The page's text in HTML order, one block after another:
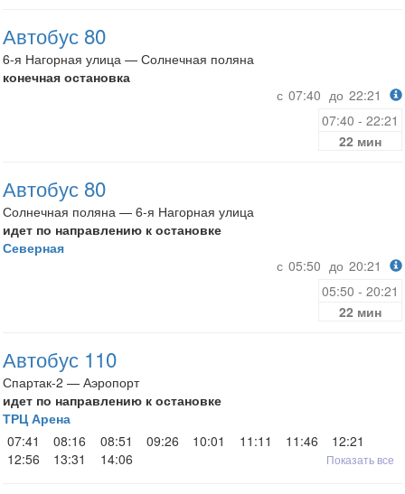
Автобус 80
6-я Нагорная улица — Солнечная поляна
конечная остановка
с 07:40 до 22:21
07:40 - 22:21
22 мин
Автобус 80
Солнечная поляна — 6-я Нагорная улица
идет по направлению к остановке
Северная
с 05:50 до 20:21
05:50 - 20:21
22 мин
Автобус 110
Спартак-2 — Аэропорт
идет по направлению к остановке
ТРЦ Арена
07:41
08:16 08:51 09:26 10:01 11:11 11:46
12:21
12:56
13:31 14:06 Показать все